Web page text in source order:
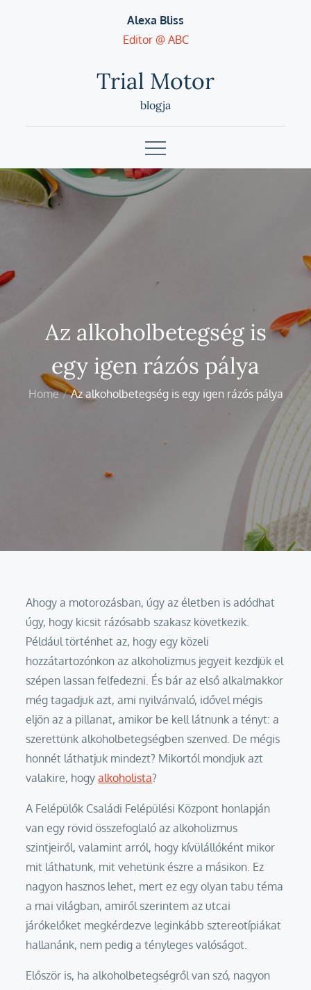
Alexa Bliss
Editor @ ABC
Trial Motor
blogja
Az alkoholbetegség is
egy igen rázós pálya
Home Az alkoholbetegség is egy igen rázós pálya
Ahogy a motorozásban, úgy az életben is adódhat
úgy, hogy kicsit rázósabb szakasz következik.
Például történhet az, hogy egy közeli
hozzátartozónkon az alkoholizmus jegyeit kezdjük el
szépen lassan felfedezni. És bár az első alkalmakkor
még tagadjuk azt, ami nyilvánvaló, idővel mégis
eljön az a pillanat, amikor be kell látnunk a tényt: a
szerettünk alkoholbetegségben szenved. De mégis
honnét láthatjuk mindezt? Mikortól mondjuk azt
valakire, hogyalkoholista?
A Felépülők Családi Felépülési Központ honlapján
van egy rövid összefoglaló az alkoholizmus
szintjeiről, valamint arról, hogy kívülállóként mikor
mit láthatunk, mit vehetünk észre a másikon. Ez
nagyon hasznos lehet, mert ez egy olyan tabu téma
a mai világban, amiről szerintem az utcai
járókelőket megkérdezve leginkább sztereotípiákat
hallanánk, nem pedig a tényleges valóságot.
Először is, ha alkoholbetegségről van szó, nagyon